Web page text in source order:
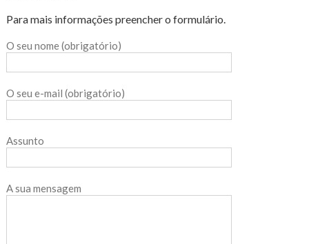
Para mais informações preencher o formulário.
O seu nome (obrigatório)
O seu e-mail (obrigatório)
Assunto
A sua mensagem